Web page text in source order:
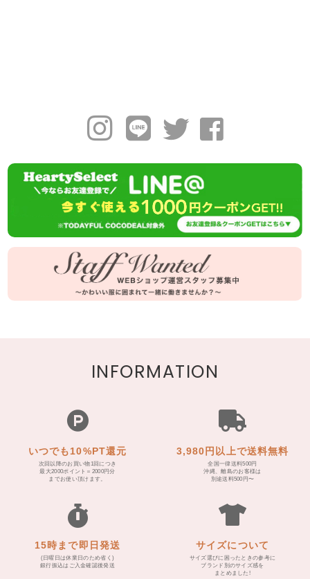
INFORMATION
いつでも10%PT還元
次回以降のお買い物1回につき
最大2000ポイント＝2000円分
までお使い頂けます。
3,980円以上で送料無料
全国一律送料500円
沖縄、離島のお客様は
別途送料500円〜
15時まで即日発送
(日曜日は休業日のため省く)
銀行振込はご入金確認後発送
サイズについて
サイズ選びに困ったときの参考に
ブランド別のサイズ感を
まとめました!